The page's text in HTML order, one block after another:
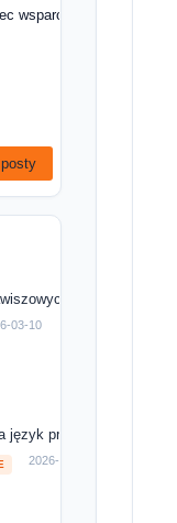
wsparcia: co dalej w
Windows 11 i
03-10
programowania?
2026-03-10